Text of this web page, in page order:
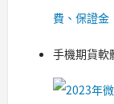
手機期貨軟